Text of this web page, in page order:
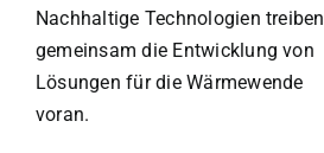
Nachhaltige Technologien treiben
gemeinsam die Entwicklung von
Lösungen für die Wärmewende
voran.